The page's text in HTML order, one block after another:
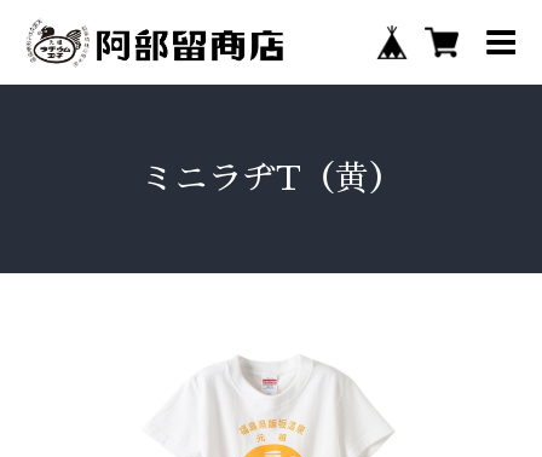
ミニラヂT（黄）